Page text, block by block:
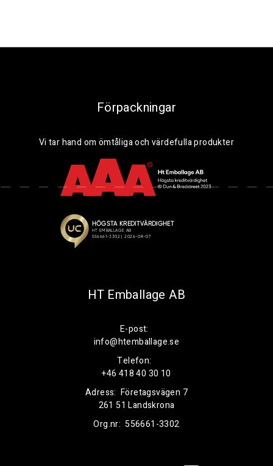
Förpackningar
Vi tar hand om ömtåliga och värdefulla produkter
HT Emballage AB
E-post:
info@htemballage.se
Telefon:
+46 418 40 30 10
Adress: Företagsvägen 7
261 51 Landskrona
Org.nr: 556661-3302